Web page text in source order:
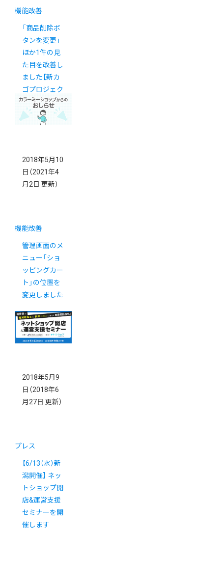
機能改善
「商品削除ボ
タンを変更」
ほか1件の見
た目を改善し
ました【新カ
ゴプロジェク
ト通信 号外】
2018年5月10
日 （2021年4
月2日 更新）
機能改善
管理画面のメ
ニュー「ショ
ッピングカー
ト」の位置を
変更しました
2018年5月9
日 （2018年6
月27日 更新）
プレス
【6/13（水）新
潟開催】 ネッ
トショップ開
店&運営支援
セミナーを開
催します